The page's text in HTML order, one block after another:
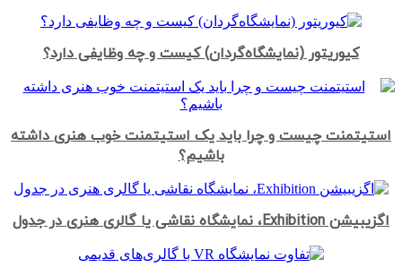
کیوریتور (نمایشگاه‌گردان) کیست و چه وظایفی دارد؟
استیتمنت چیست و چرا باید یک استیتمنت خوب هنری داشته
باشیم؟
اگزیبیشن Exhibition، نمایشگاه نقاشی یا گالری هنری در جدول